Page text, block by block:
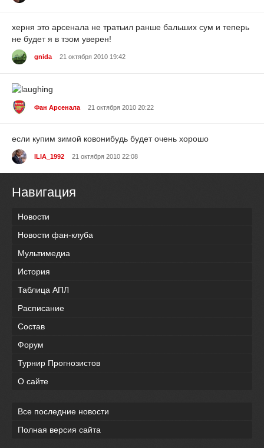
херня это арсенала не тратьил ранше бальших сум и теперь
не будет я в тэом уверен!
gnida 21 октября 2010 19:42
Фан Арсенала 21 октября 2010 20:22
если купим зимой ковонибудь будет очень хорошо
ILIA_1992 21 октября 2010 22:08
Навигация
Новости
Новости фан-клуба
Мультимедиа
История
Таблица АПЛ
Расписание
Состав
Форум
Турнир Прогнозистов
О сайте
Все последние новости
Полная версия сайта